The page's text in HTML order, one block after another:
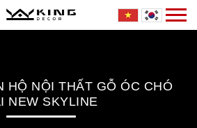
HỘ NỘI THẤT GỖ ÓC CHÓ
NEW SKYLINE